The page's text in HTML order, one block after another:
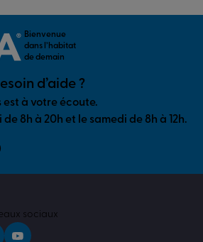
Bienvenue
dans l’habitat
de demain
d’aide ?
à votre écoute.
8h à 20h et le samedi de 8h à 12h.
sociaux